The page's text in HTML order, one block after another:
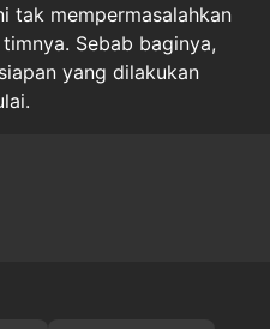
tak mempermasalahkan
Sebab baginya,
yang dilakukan